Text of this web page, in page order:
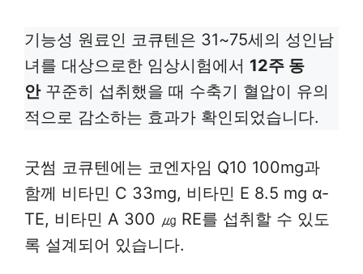
기능성 원료인 코큐텐은 31~75세의 성인남
녀를 대상으로한 임상시험에서 12주 동
안꾸준히 섭취했을 때 수축기 혈압이 유의
적으로 감소하는 효과가 확인되었습니다.
굿썸 코큐텐에는 코엔자임 Q10 100mg과
함께 비타민 C 33mg, 비타민 E 8.5 mg α-
TE, 비타민 A 300 ㎍ RE를 섭취할 수 있도
록 설계되어 있습니다.